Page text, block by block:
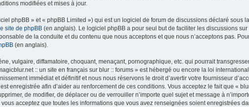
modifiées et mises à jour.
phpBB » et « phpBB Limited ») qui est un logiciel de forum de discussions déclaré sous
le site de phpBB (en anglais). Le logiciel phpBB a pour seul but de faciliter les discussions sur
de la conduite et du contenu que nous acceptons et que nous n’acceptons pas.
(en anglais).
vulgaire, diffamatoire, choquant, menaçant, pornographique, etc. qui pourrait
:: un site en français sur blur :: forums » est hébergé ou encore la loi
immédiat et définitif et nous nous réservons le droit d’avertir votre fournisseur
enregistrée afin d’aider au renforcement de ces conditions. Vous acceptez le fait que «
de modifier, de déplacer ou de verrouiller n’importe quel sujet et message à
acceptez que toutes les informations que vous avez renseignées soient enregistrées